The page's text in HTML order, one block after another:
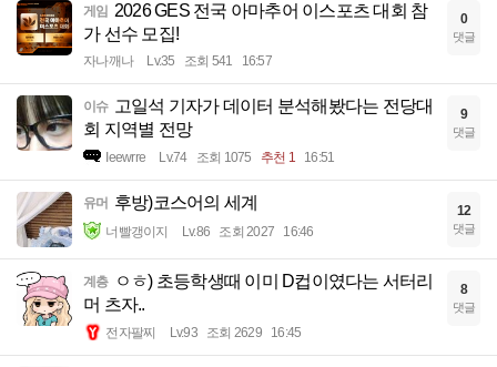
게임 2026 GES 전국 아마추어 이스포츠 대회 참
가 선수 모집!
자나깨나 Lv.35 조회 541 16:57
0
댓글
이슈 고일석 기자가 데이터 분석해봤다는 전당대
회 지역별 전망
Ieewrre Lv.74 조회 1075 추천 1 16:51
9
댓글
유머 후방)코스어의 세계
너빨갱이지 Lv.86 조회 2027 16:46
12
댓글
계층
ㅇㅎ) 초등학생때 이미 D컵이였다는 서터리
머 츠자..
전자팔찌 Lv.93 조회 2629 16:45
8
댓글